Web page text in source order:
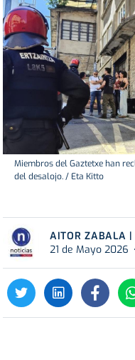
Miembros del Gaztetxe han
del desalojo. / Eta Kitto
AITOR ZABALA |
21 de Mayo 2026